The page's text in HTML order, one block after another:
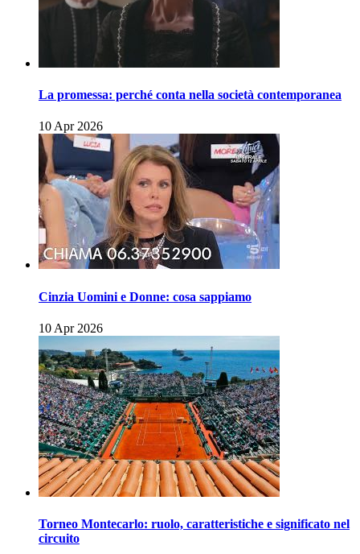
La promessa: perché conta nella società contemporanea
10 Apr 2026
Cinzia Uomini e Donne: cosa sappiamo
10 Apr 2026
Torneo Montecarlo: ruolo, caratteristiche e significato nel
circuito